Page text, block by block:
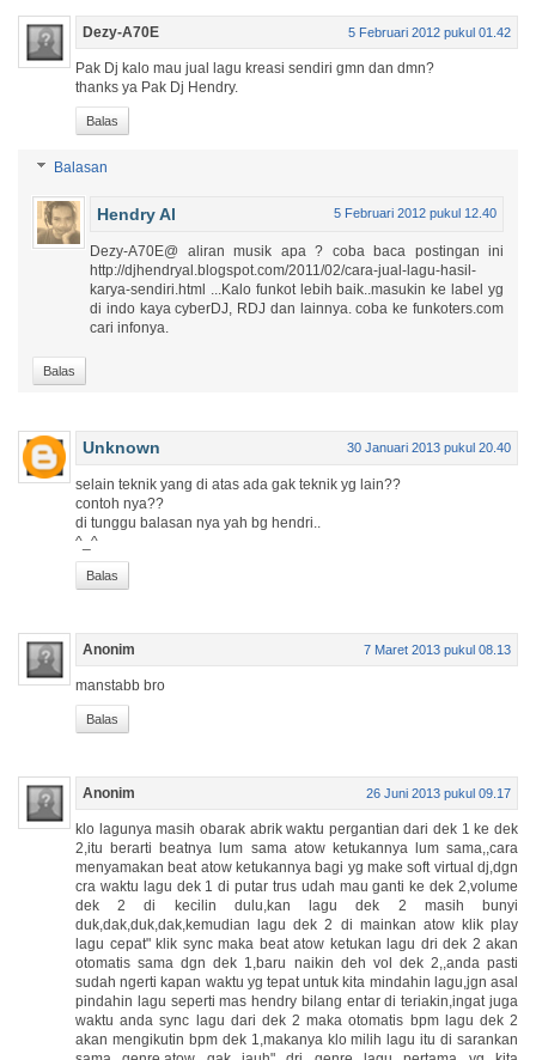
Dezy-A70E 5 Februari 2012 pukul 01.42
Pak Dj kalo mau jual lagu kreasi sendiri gmn dan dmn?
thanks ya Pak Dj Hendry.
Balas
Balasan
Hendry Al 5 Februari 2012 pukul 12.40
Dezy-A70E@ aliran musik apa ? coba baca postingan ini
http://djhendryal.blogspot.com/2011/02/cara-jual-lagu-hasil-
karya-sendiri.html ...Kalo funkot lebih baik..masukin ke label yg
di indo kaya cyberDJ, RDJ dan lainnya. coba ke funkoters.com
cari infonya.
Balas
Unknown 30 Januari 2013 pukul 20.40
selain teknik yang di atas ada gak teknik yg lain??
contoh nya??
di tunggu balasan nya yah bg hendri..
^_^
Balas
Anonim 7 Maret 2013 pukul 08.13
manstabb bro
Balas
Anonim 26 Juni 2013 pukul 09.17
klo lagunya masih obarak abrik waktu pergantian dari dek 1 ke dek
2,itu berarti beatnya lum sama atow ketukannya lum sama,,cara
menyamakan beat atow ketukannya bagi yg make soft virtual dj,dgn
cra waktu lagu dek 1 di putar trus udah mau ganti ke dek 2,volume
dek 2 di kecilin dulu,kan lagu dek 2 masih bunyi
duk,dak,duk,dak,kemudian lagu dek 2 di mainkan atow klik play
lagu cepat" klik sync maka beat atow ketukan lagu dri dek 2 akan
otomatis sama dgn dek 1,baru naikin deh vol dek 2,,anda pasti
sudah ngerti kapan waktu yg tepat untuk kita mindahin lagu,jgn asal
pindahin lagu seperti mas hendry bilang entar di teriakin,ingat juga
waktu anda sync lagu dari dek 2 maka otomatis bpm lagu dek 2
akan mengikutin bpm dek 1,makanya klo milih lagu itu di sarankan